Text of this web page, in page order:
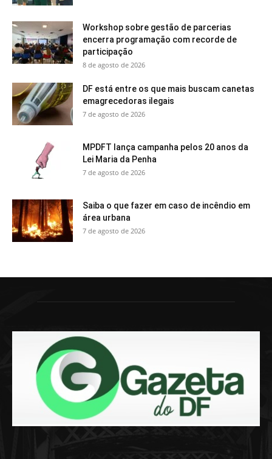
Workshop sobre gestão de parcerias
encerra programação com recorde de
participação
8 de agosto de 2026
DF está entre os que mais buscam canetas
emagrecedoras ilegais
7 de agosto de 2026
MPDFT lança campanha pelos 20 anos da
Lei Maria da Penha
7 de agosto de 2026
Saiba o que fazer em caso de incêndio em
área urbana
7 de agosto de 2026